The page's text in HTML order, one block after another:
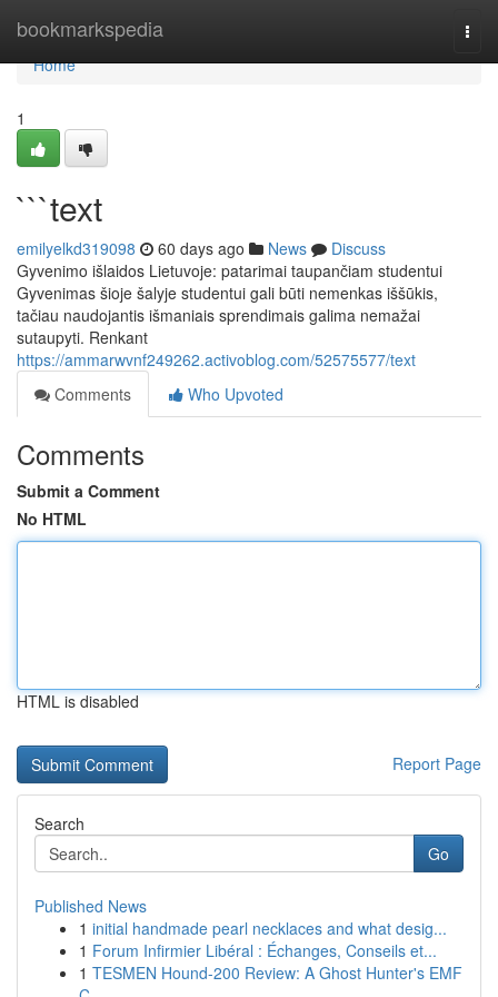
bookmarkspedia
Home
Home
1
```text
emilyelkd319098 60 days ago News
Discuss
Gyvenimo išlaidos Lietuvoje: patarimai taupančiam studentui
Gyvenimas šioje šalyje studentui gali būti nemenkas iššūkis,
tačiau naudojantis išmaniais sprendimais galima nemažai
sutaupyti. Renkant
https://ammarwvnf249262.activoblog.com/52575577/text
Comments
Who Upvoted
Comments
Submit a Comment
No HTML
HTML is disabled
Report Page
Search
Go
Published News
1 initial handmade pearl necklaces and what desig...
1 Forum Infirmier Libéral : Échanges, Conseils et...
1 TESMEN Hound-200 Review: A Ghost Hunter's EMF